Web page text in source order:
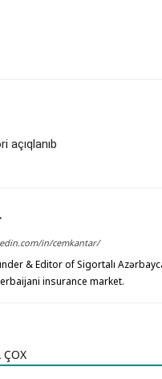
açıqlanıb
in/cemkantar/
& Editor of Sigortalı
insurance market.